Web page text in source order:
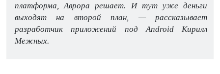
платформа, Аврора решает. И тут уже деньги
выходят на второй план, — рассказывает
разработчик приложений под Android Кирилл
Межных.